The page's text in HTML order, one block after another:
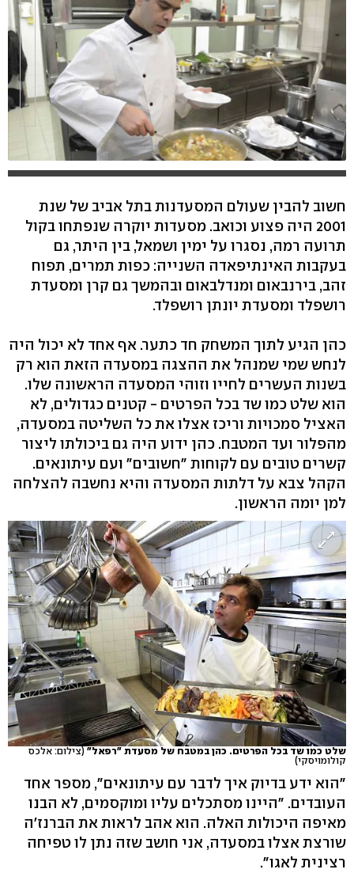
חשוב להבין שעולם המסעדנות בתל אביב של שנת
2001 היה פצוע וכואב. מסעדות יוקרה שנפתחו בקול
תרועה רמה, נסגרו על ימין ושמאל, בין היתר, גם
בעקבות האינתיפאדה השנייה: כפות תמרים, תפוח
זהב, בירנבאום ומנדלבאום ובהמשך גם קרן ומסעדת
רושפלד ומסעדת יונתן רושפלד.
כהן הגיע לתוך המשחק חד כתער. אף אחד לא יכול היה
לנחש שמי שמנהל את ההצגה במסעדה הזאת הוא רק
בשנות העשרים לחייו וזוהי המסעדה הראשונה שלו.
הוא שלט כמו שד בכל הפרטים - קטנים כגדולים, לא
האציל סמכויות וריכז אצלו את כל השליטה במסעדה,
מהפלור ועד המטבח. כהן ידוע היה גם ביכולתו ליצור
קשרים טובים עם לקוחות "חשובים" ועם עיתונאים.
הקהל צבא על דלתות המסעדה והיא נחשבה להצלחה
למן יומה הראשון.
שלט כמו שד בכל הפרטים. כהן במטבח של מסעדת "רפאל" (צילום: אלכס
קולומויסקי)
"הוא ידע בדיוק איך לדבר עם עיתונאים", מספר אחד
העובדים. "היינו מסתכלים עליו ומוקסמים, לא הבנו
מאיפה היכולות האלה. הוא אהב לראות את הברנז'ה
שורצת אצלו במסעדה, אני חושב שזה נתן לו טפיחה
רצינית לאגו".